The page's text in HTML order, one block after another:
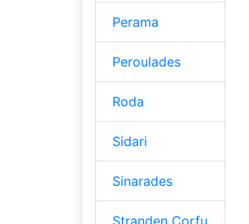
Perama
Peroulades
Roda
Sidari
Sinarades